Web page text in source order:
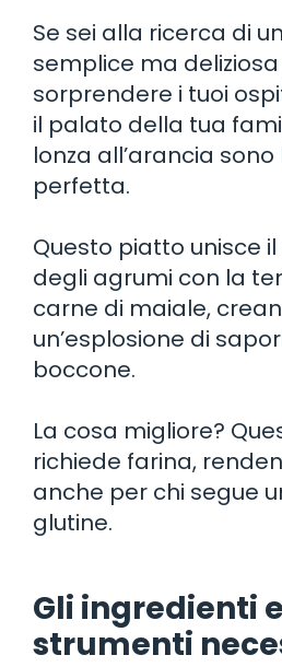
Se sei alla ricerca di
semplice ma
sorprendere i tuoi
il palato della tua
lonza all’arancia
perfetta.
Questo piatto unisce
degli agrumi con la
carne di maiale,
un’esplosione di
boccone.
La cosa migliore?
richiede farina,
anche per chi segue
glutine.
Gli ingredienti
strumenti